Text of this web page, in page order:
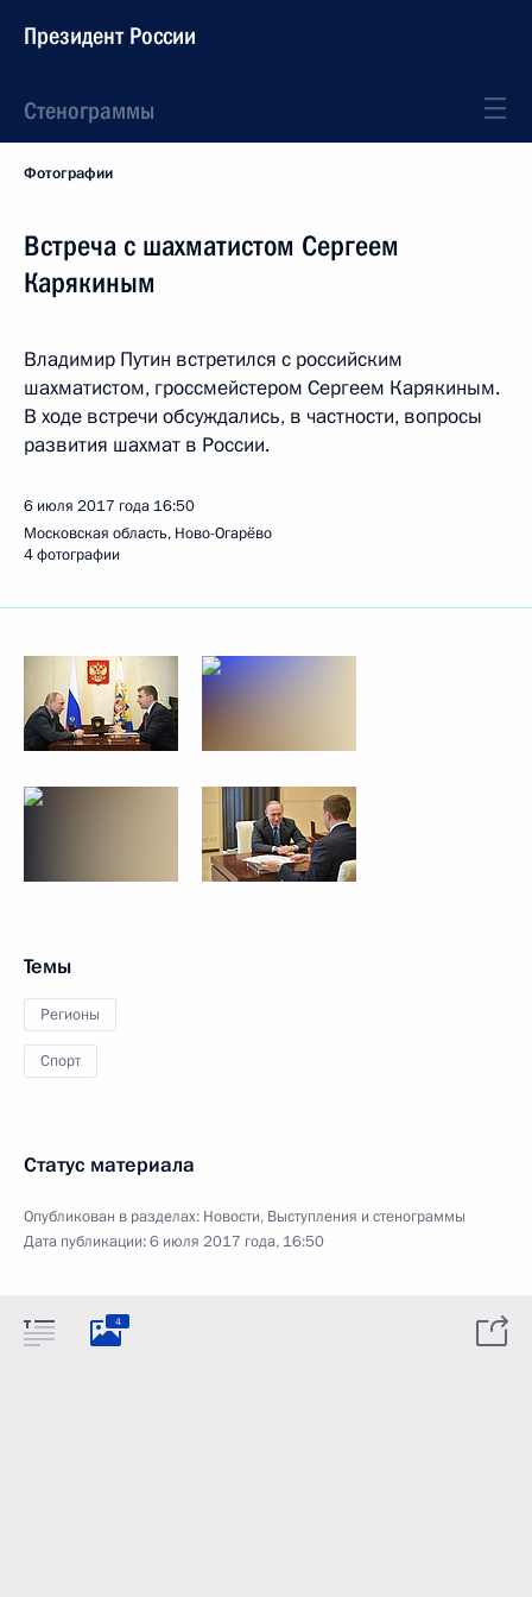
Президент России
Стенограммы
Фотографии
Встреча с шахматистом Сергеем
Карякиным
Владимир Путин встретился с российским
шахматистом, гроссмейстером Сергеем Карякиным.
В ходе встречи обсуждались, в частности, вопросы
развития шахмат в России.
6 июля 2017 года 16:50
Московская область, Ново-Огарёво
4 фотографии
Темы
Регионы
Спорт
Статус материала
Опубликован в разделах: Новости, Выступления и стенограммы
Дата публикации:6 июля 2017 года, 16:50
4